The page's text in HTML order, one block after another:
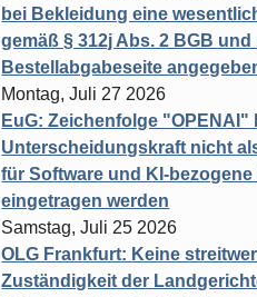
bei Bekleidung eine
gemäß § 312j Abs. 2 BGB
Bestellabgabeseite
Montag, Juli 27 2026
EuG: Zeichenfolge "OPENAI"
Unterscheidungskraft nicht
für Software und KI-
eingetragen werden
Samstag, Juli 25 2026
OLG Frankfurt: Keine
Zuständigkeit der